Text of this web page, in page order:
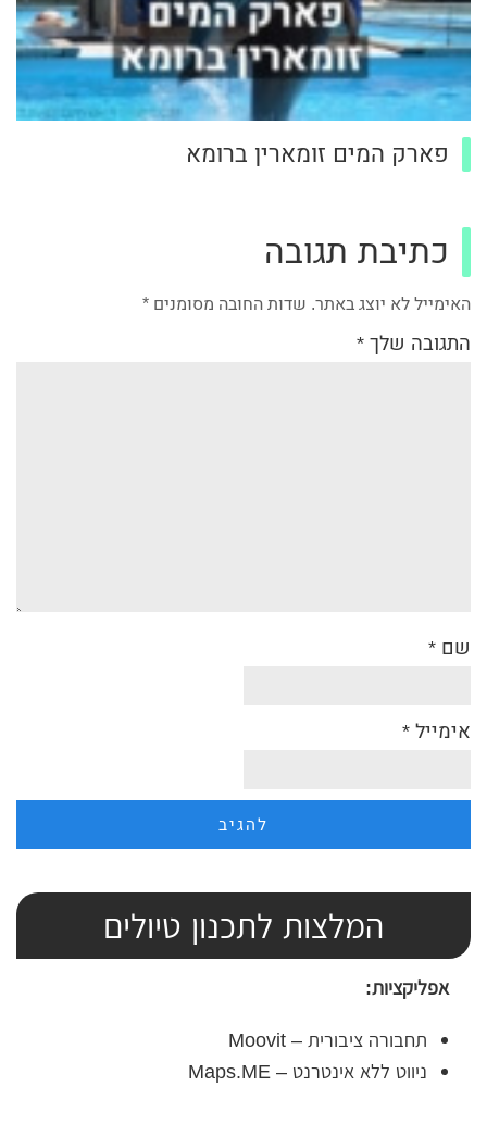
פארק המים זומארין ברומא
כתיבת תגובה
האימייל לא יוצג באתר. שדות החובה מסומנים *
התגובה שלך*
שם *
אימייל*
המלצות לתכנון טיולים
אפליקציות:
תחבורה ציבורית – Moovit
ניווט ללא אינטרנט – Maps.ME